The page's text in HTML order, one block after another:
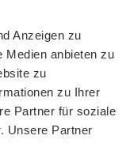
Anzeigen zu
Medien anbieten zu
zu
zu Ihrer
Partner für soziale
Unsere Partner